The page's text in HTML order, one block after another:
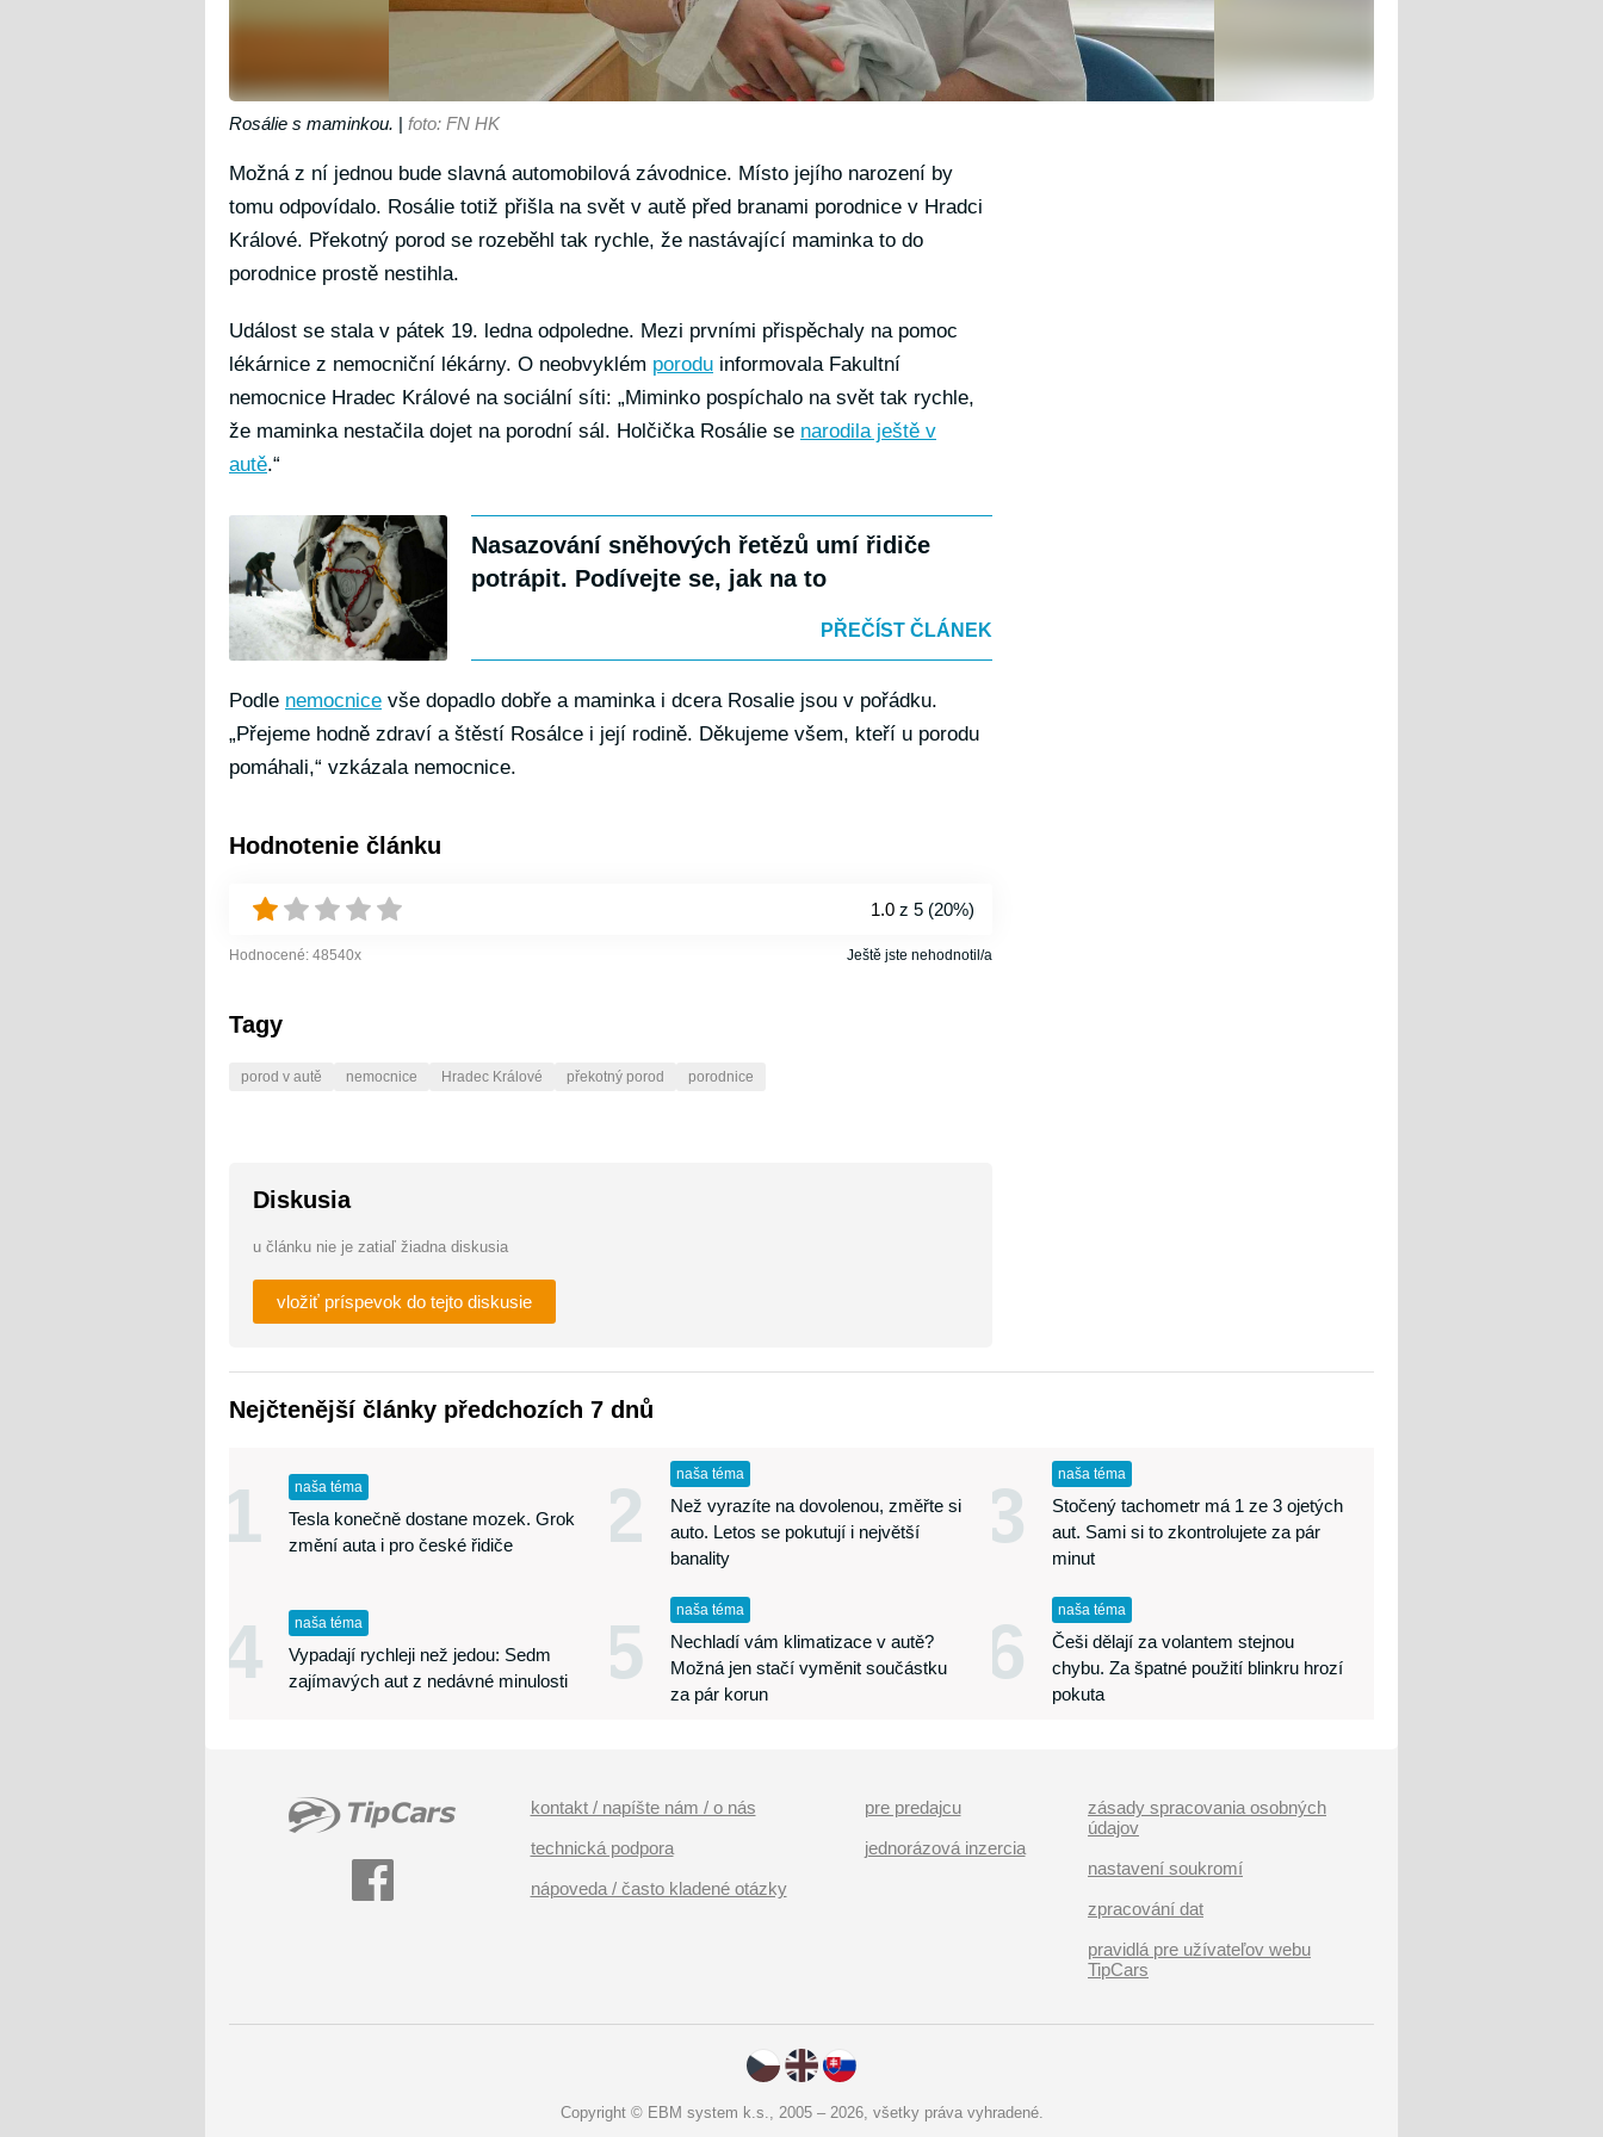
Rosálie s maminkou. | foto: FN HK
Možná z ní jednou bude slavná automobilová závodnice. Místo jejího narození by
tomu odpovídalo. Rosálie totiž přišla na svět v autě před branami porodnice v Hradci
Králové. Překotný porod se rozeběhl tak rychle, že nastávající maminka to do
porodnice prostě nestihla.
Událost se stala v pátek 19. ledna odpoledne. Mezi prvními přispěchaly na pomoc
lékárnice z nemocniční lékárny. O neobvyklém porodu informovala Fakultní
nemocnice Hradec Králové na sociální síti: „Miminko pospíchalo na svět tak rychle,
že maminka nestačila dojet na porodní sál. Holčička Rosálie se narodila ještě v
autě.“
Nasazování sněhových řetězů umí řidiče
potrápit. Podívejte se, jak na to
PŘEČÍST ČLÁNEK
Podle nemocnice vše dopadlo dobře a maminka i dcera Rosalie jsou v pořádku.
„Přejeme hodně zdraví a štěstí Rosálce i její rodině. Děkujeme všem, kteří u porodu
pomáhali,“ vzkázala nemocnice.
Hodnotenie článku
1.0 z 5 (20%)
Hodnocené: 48540x Ještě jste nehodnotil/a
Tagy
porod v autě nemocnice Hradec Králové překotný porod porodnice
Diskusia
u článku nie je zatiaľ žiadna diskusia
vložiť príspevok do tejto diskusie
Nejčtenější články předchozích 7 dnů
1 naša téma
Tesla konečně dostane mozek. Grok
změní auta i pro české řidiče
2 naša téma
Než vyrazíte na dovolenou, změřte si
auto. Letos se pokutují i největší
banality
3 naša téma
Stočený tachometr má 1 ze 3 ojetých
aut. Sami si to zkontrolujete za pár
minut
4 naša téma
Vypadají rychleji než jedou: Sedm
zajímavých aut z nedávné minulosti
5 naša téma
Nechladí vám klimatizace v autě?
Možná jen stačí vyměnit součástku
za pár korun
6 naša téma
Češi dělají za volantem stejnou
chybu. Za špatné použití blinkru hrozí
pokuta
kontakt / napíšte nám / o nás
technická podpora
nápoveda / často kladené otázky
pre predajcu
jednorázová inzercia
zásady spracovania osobných
údajov
nastavení soukromí
zpracování dat
pravidlá pre užívateľov webu
TipCars
Copyright © EBM system k.s., 2005 – 2026, všetky práva vyhradené.